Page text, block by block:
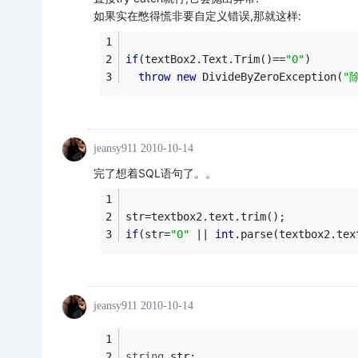
如果实在憋得慌非要自定义错误,那就这样:
if(textBox2.Text.Trim()=="0")
throw new DivideByZeroException( "
jeansy911 2010-10-14
完了想着SQL语句了。。
str=textbox2.text.trim();
if(str="0" int
jeansy911 2010-10-14